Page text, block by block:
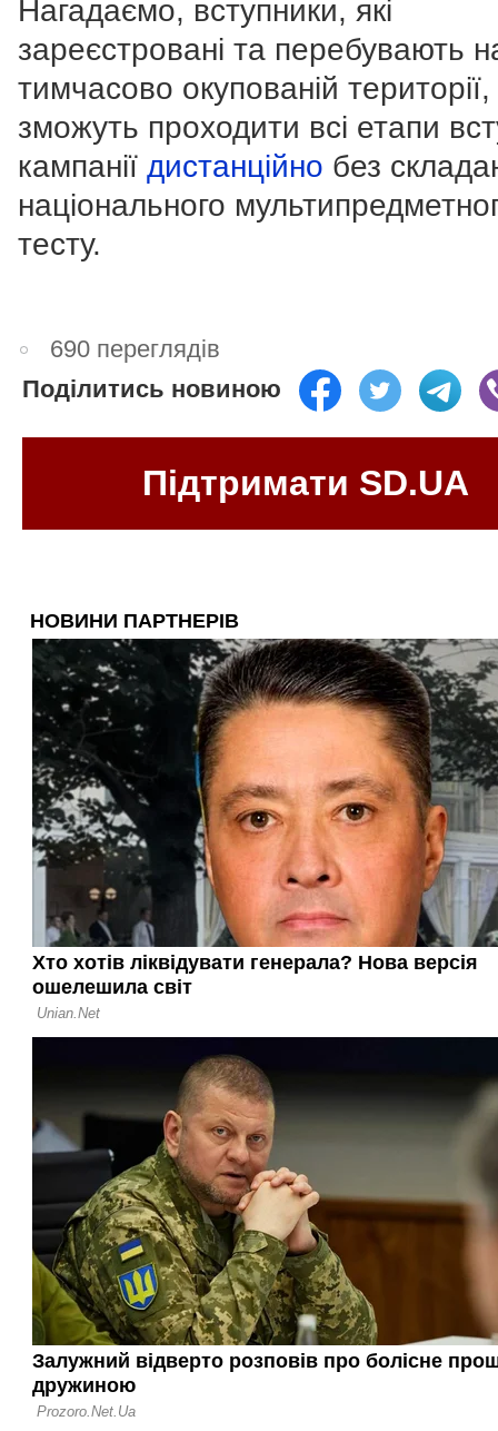
Нагадаємо, вступники, які
зареєстровані та перебувають
тимчасово окупованій території,
зможуть проходити всі етапи
кампанії дистанційно без
національного
тесту.
690 переглядів
Поділитись новиною
Підтримати SD.UA